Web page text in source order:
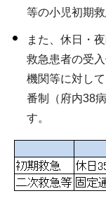
等の小児初期
また、休日・
救急患者の受
機関等に対し
番制（府内38
す。